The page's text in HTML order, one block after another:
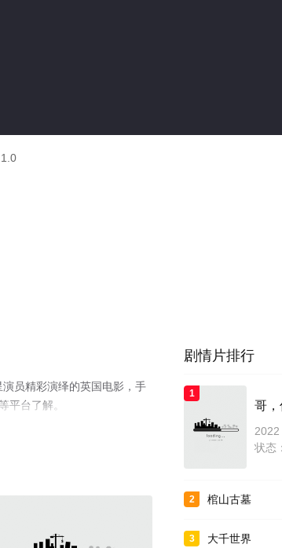
1.0
员精彩演绎的英国电影，手
平台了解。
剧情片排行
1
哥
状态
2 棺山古墓
3 大千世界